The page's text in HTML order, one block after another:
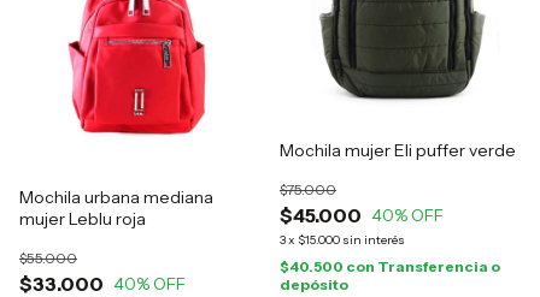
Mochila urbana mediana
mujer Leblu roja
$33.000
$55.000
40% OFF
Mochila mujer Eli puffer verde
$45.000
$75.000
40% OFF
3x $15.000 sin interés
$40.500 con Transferencia o
depósito